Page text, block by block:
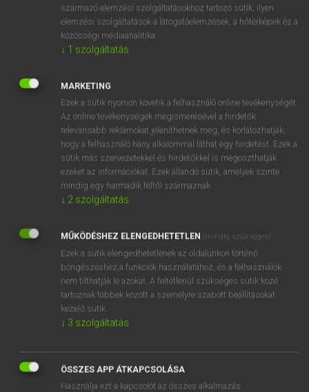
DÍJMENTES ANGOL SZÓTÁR
academy
Academy Award
a cappella
SZOTAR.NET APPLIKÁCIÓ
ONLINE NYELVVIZSGA
származó elemzési szolgáltatásokhoz tartozó sütik; ilyen
elemzési szolgáltatások a látogatóelemzések, a hőtérképek és a
közösségi médiaanalitika.
↓ 1 szolgáltatás
MARKETING
Ezek a sütik nyomon követik a felhasználó online tevékenységét.
Az online tevékenységek megismerésével a hirdetők
relevánsabb reklámokat jeleníthetnek meg, és korlátozhatják,
hogy a felhasználó hány alkalommal láthat egy hirdetést. Ezek a
sütik más szervezetekkel és hirdetőkkel is megoszthatják
ezeket az információkat. Ezek állandó sütik, amelyek szinte
mindig egy harmadik féltől származnak.
↓ 2 szolgáltatás
MŰKÖDÉSHEZ ELENGEDHETETLEN (mindig szükséges)
Ezek a sütik elengedhetetlenek az oldalunkon történő
böngészéshez,a funkciók használatához, és a felhasználók
nem tilthatják le azokat. A feltétlenül szükséges sütik közé
tartoznak többek között a személyre szabott beállításokat
kezelő sütik.
↓ 3 szolgáltatás
ÖSSZES APP ÁTKAPCSOLÁSA
Használja ezt a kapcsolót az összes alkalmazás